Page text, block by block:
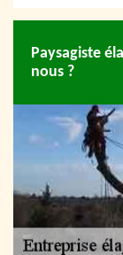
Paysagiste
nous ?